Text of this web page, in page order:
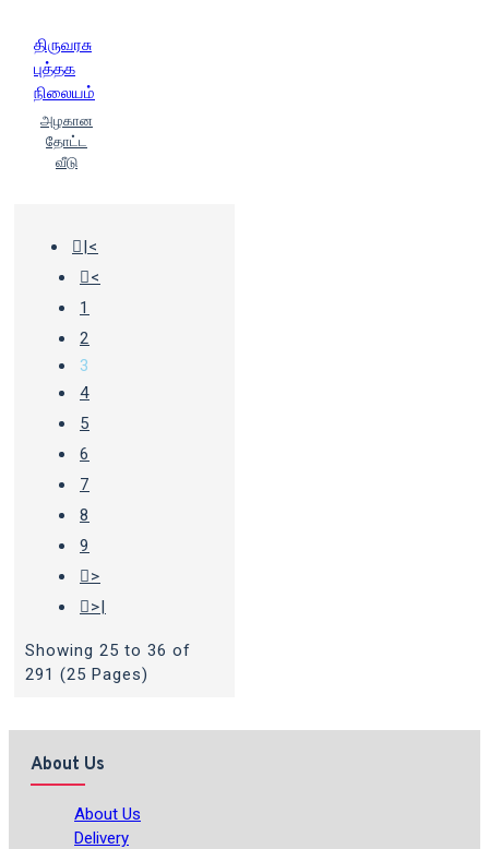
திருவரசு
புத்தக
நிலையம்
அழகான
தோட்ட
வீடு
|<
<
1
2
3
4
5
6
7
8
9
>
>|
Showing 25 to 36 of
291 (25 Pages)
About Us
About Us
Delivery